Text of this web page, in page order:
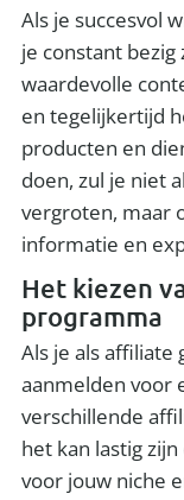
Als je succesvol
je constant
waardevolle
en tegelijkertijd
producten en
doen, zul je niet
vergroten, maar
informatie en
Het kiezen
programma
Als je als
aanmelden voor
verschillende
het kan lastig
voor jouw niche